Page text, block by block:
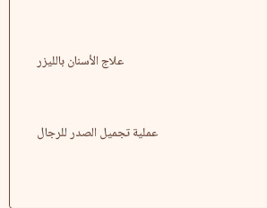
علاج الأسنان بالليزر
عملية تجميل الصدر للرجال